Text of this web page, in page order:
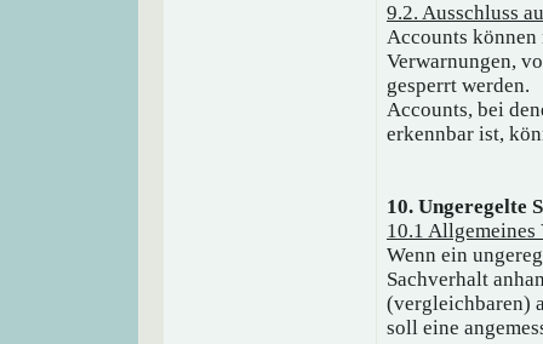
9.2. Ausschluss
Accounts können
Verwarnungen,
gesperrt werden.
Accounts, bei
erkennbar ist,
10. Ungeregelte
10.1 Allgemeines
Wenn ein
Sachverhalt
(vergleichbaren)
soll eine